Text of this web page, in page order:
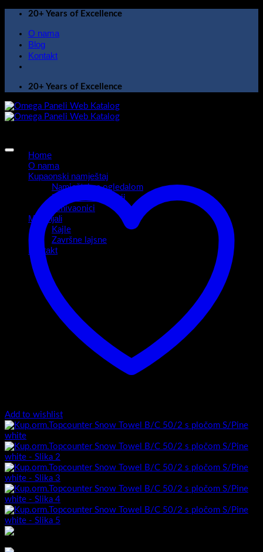
Skip
content
20+ Years of Excellence
O nama
Blog
Kontakt
20+ Years of Excellence
Home
O nama
Kupaonski namještaj
Namještaj sa ogledalom
Kupaonski ormarići
Umivaonici
Materijali
Kajle
Završne lajsne
Kontakt
Add to wishlist